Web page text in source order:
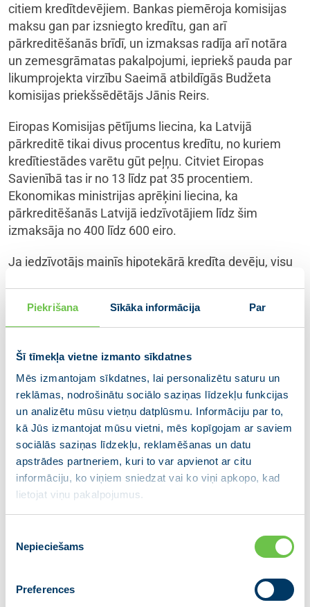
Piekrišana Sīkāka informācija Par
Šī tīmekļa vietne izmanto sīkdatnes
Mēs izmantojam sīkdatnes, lai personalizētu saturu un
reklāmas, nodrošinātu sociālo saziņas līdzekļu funkcijas
un analizētu mūsu vietņu datplūsmu. Informāciju par to,
kā Jūs izmantojat mūsu vietni, mēs kopīgojam ar saviem
sociālās saziņas līdzekļu, reklamēšanas un datu
apstrādes partneriem, kuri to var apvienot ar citu
informāciju, ko viņiem sniedzat vai ko viņi apkopo, kad
lietojat viņu pakalpojumus.
izvēle
Nepieciešams
Preferences
citiem kredītdevējiem. Bankas piemēroja komisijas
maksu gan par izsniegto kredītu, gan arī
pārkreditēšanās brīdī, un izmaksas radīja arī notāra
un zemesgrāmatas pakalpojumi, iepriekš pauda par
likumprojekta virzību Saeimā atbildīgās Budžeta
komisijas priekšsēdētājs Jānis Reirs.
Eiropas Komisijas pētījums liecina, ka Latvijā
pārkreditē tikai divus procentus kredītu, no kuriem
kredītiestādes varētu gūt peļņu. Citviet Eiropas
Savienībā tas ir no 13 līdz pat 35 procentiem.
Ekonomikas ministrijas aprēķini liecina, ka
pārkreditēšanās Latvijā iedzīvotājiem līdz šim
izmaksāja no 400 līdz 600 eiro.
Ja iedzīvotājs mainīs hipotekārā kredīta devēju, visu
tiesību pārgrozīšanu par labu jaunajam
kredītdevējam. Viss pārkreditēšanas process
aizņems ne vairāk kā divus mēnešus, izmaiņu
izskatīšanas gaitā deputātus informēja Ekonomikas
ministrijas pārstāvji. Paredzēts, ka abi kredītdevēji
savstarpēji apmainīsies ar informāciju, bet esošais
kredīta devējs vēl 10 darba dienas varēs “noturēt”
aizņēmēju un izteikt viņam izdevīgāku piedāvājumu.
GrozījumiPatērētāju tiesību aizsardzības likumā
paredz izmaksu samazinājumu. Kredīta devējs
nedrīkstēs prasīt maksu par pārkreditēšanu, bet
maksa par jaunā kreditēšanas līguma noformēšanu
nedrīkstēs būt augstāka par vienu procentu no jaunā
hipotekārā kredīta summas. Patērētājs to varēs
Ņemot vērā, ka līdz šim kredītu reklāma bija būtiski